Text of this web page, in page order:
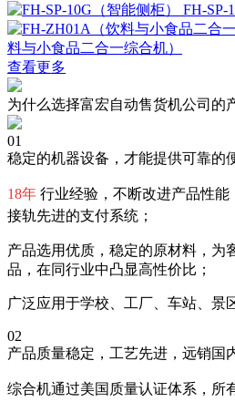
FH-SP-
料与小食品二合一综合机）
查看更多
为什么选择富宏自动售货机公司的
01
稳定的机器设备，才能提供可靠的
18年 行业经验，不断改进产品性能
接轨先进的支付系统；
产品选用优质，稳定的原材料，为
品，在同行业中凸显高性价比；
广泛应用于学校、工厂、车站、景
02
产品质量稳定，工艺先进，远销国
综合机通过美国质量认证体系，所